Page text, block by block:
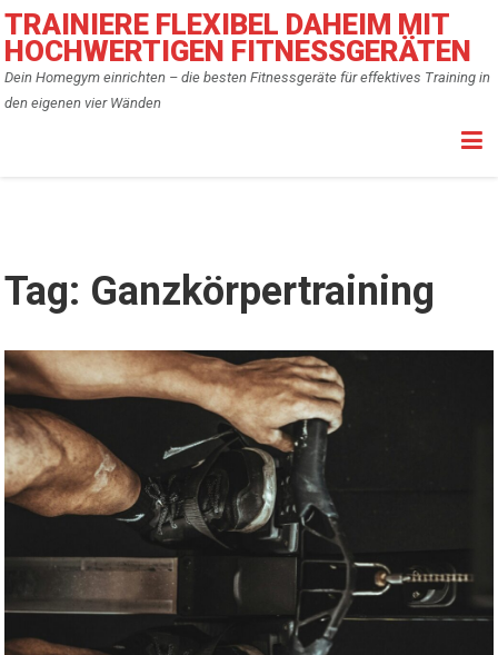
Skip
toTRAINIERE FLEXIBEL DAHEIM MIT
HOCHWERTIGEN FITNESSGERÄTEN
Dein Homegym einrichten – die besten Fitnessgeräte für effektives Training in
den eigenen vier Wänden
Tag: Ganzkörpertraining